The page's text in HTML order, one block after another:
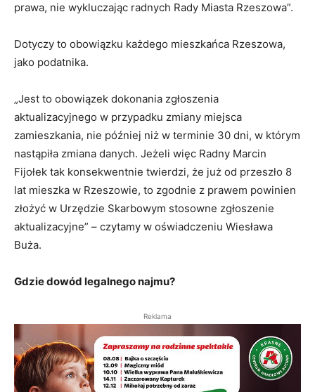
prawa, nie wykluczając radnych Rady Miasta Rzeszowa”.
Dotyczy to obowiązku każdego mieszkańca Rzeszowa,
jako podatnika.
„Jest to obowiązek dokonania zgłoszenia
aktualizacyjnego w przypadku zmiany miejsca
zamieszkania, nie później niż w terminie 30 dni, w którym
nastąpiła zmiana danych. Jeżeli więc Radny Marcin
Fijołek tak konsekwentnie twierdzi, że już od przeszło 8
lat mieszka w Rzeszowie, to zgodnie z prawem powinien
złożyć w Urzędzie Skarbowym stosowne zgłoszenie
aktualizacyjne” – czytamy w oświadczeniu Wiesława
Buża.
Gdzie dowód legalnego najmu?
Reklama